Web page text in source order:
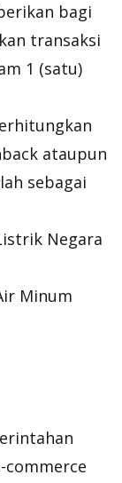
bagi
transaksi
1 (satu)
ataupun
sebagai
Negara
Minum